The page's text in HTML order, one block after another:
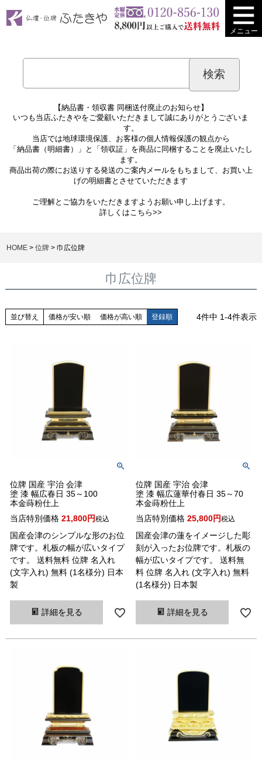
メニュー
【納品書・領収書 同梱送付廃止のお知らせ】
いつも当店ふたきやをご愛顧いただきまして誠にありがとうございま
す。
当店では地球環境保護、お客様の個人情報保護の観点から
「納品書（明細書）」と「領収証」を商品に同梱することを廃止いたし
ます。
商品出荷の際にお送りする発送のご案内メールをもちまして、お買い上
げの明細書とさせていただきます
ご理解とご協力をいただきますようお願い申し上げます。
詳しくはこちら>>
HOME 位牌 巾広位牌
巾広位牌
並び替え 価格が安い順 価格が高い順 登録順 4件中 1-4件表示
位牌 国産 宇治 会津
塗 漆 幅広春日 35～100
本金蒔粉仕上
当店特別価格 21,800 税込
国産会津のシンプルな形のお位
牌です。札板の幅が広いタイプ
です。 送料無料 位牌 名入れ
(文字入れ) 無料 (1名様分) 日本
製
詳細を見る
位牌 国産 宇治 会津
塗 漆 幅広蓮華付春日 35～70
本金蒔粉仕上
当店特別価格 25,800 税込
国産会津の蓮をイメージした彫
刻が入ったお位牌です。札板の
幅が広いタイプです。 送料無
料 位牌 名入れ (文字入れ) 無料
(1名様分) 日本製
詳細を見る